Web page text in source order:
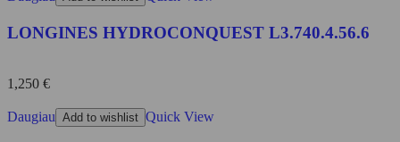
LONGINES HYDROCONQUEST L3.740.4.56.6
1,250 €
Daugiau Add to wishlist Quick View